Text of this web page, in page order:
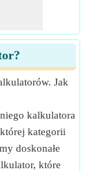
Jak
kalkulatora
kategorii
doskonałe
które